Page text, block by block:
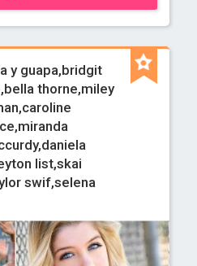
y guapa,bridgit
thorne,miley
list,skai
swif,selena